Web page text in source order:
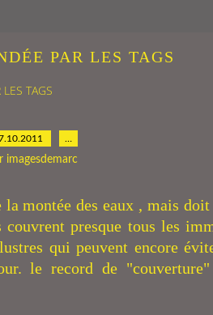
PAR LES TAGS
TAGS
…
imagesdemarc
montée des eaux , mais
presque tous les
qui peuvent encore
le record de